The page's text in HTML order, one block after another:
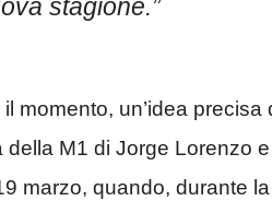
stagione.”
momento, un’idea precisa
della M1 di Jorge Lorenzo
marzo, quando, durante